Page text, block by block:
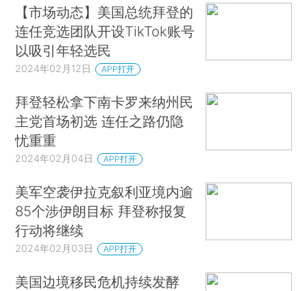
【市场动态】美国总统拜登的
连任竞选团队开设TikTok账号
以吸引年轻选民
2024年02月12日 APP打开
拜登轻松拿下南卡罗来纳州民
主党首场初选 连任之路仍隐
忧重重
2024年02月04日 APP打开
美军空袭伊拉克叙利亚境内逾
85个涉伊朗目标 拜登称报复
行动将继续
2024年02月03日 APP打开
美国边境移民危机持续发酵